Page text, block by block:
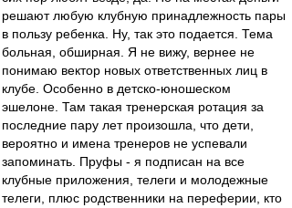
решают любую клубную принадлежность пары
в пользу ребенка. Ну, так это подается. Тема
больная, обширная. Я не вижу, вернее не
понимаю вектор новых ответственных лиц в
клубе. Особенно в детско-юношеском
эшелоне. Там такая тренерская ротация за
последние пару лет произошла, что дети,
вероятно и имена тренеров не успевали
запоминать. Пруфы - я подписан на все
клубные приложения, телеги и молодежные
телеги, плюс родственники на переферии, кто